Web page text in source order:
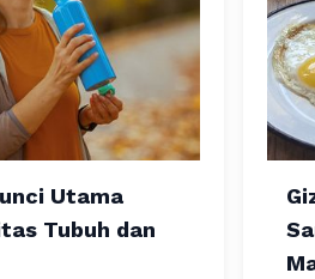
Utama
Tubuh dan